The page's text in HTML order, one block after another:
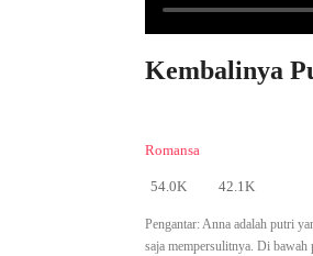
Kembalinya
Romansa
54.0K 42.1K
Pengantar:Anna adalah putri
saja mempersulitnya. Di bawah